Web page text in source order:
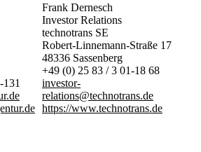
Frank Dernesch
Investor Relations
technotrans SE
Robert-Linnemann-Straße 17
48336 Sassenberg
+49 (0) 25 83 / 3 01-18 68
investor-
relations@technotrans.de
https://www.technotrans.de